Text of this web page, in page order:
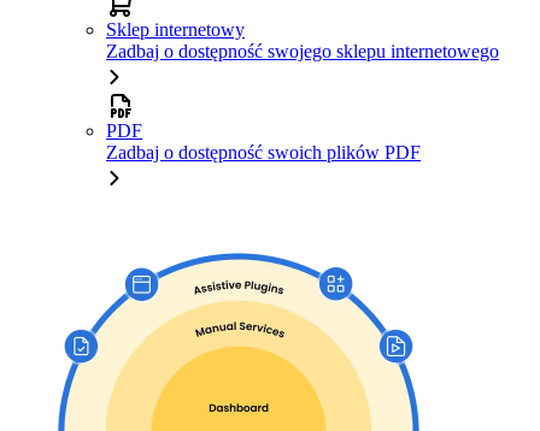
Sklep internetowy
Zadbaj o dostępność swojego sklepu internetowego
PDF
Zadbaj o dostępność swoich plików PDF